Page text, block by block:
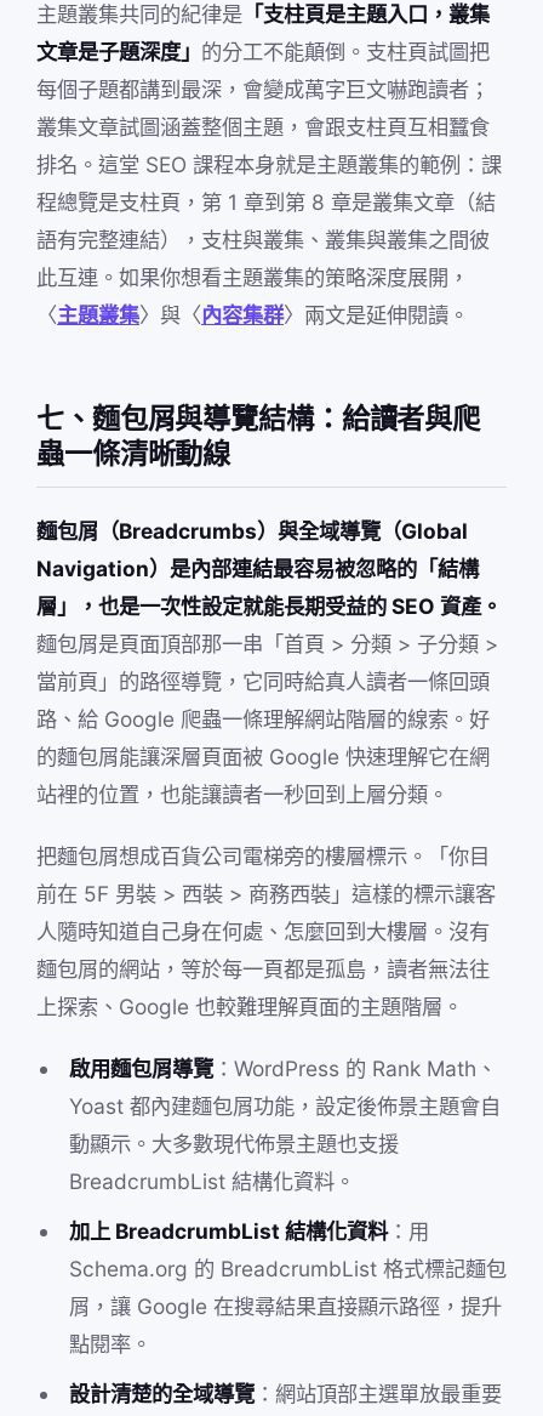
主題叢集共同的紀律是 「支柱頁是主題入口，叢集
文章是子題深度」 的分工不能顛倒。支柱頁試圖把
每個子題都講到最深，會變成萬字巨文嚇跑讀者；
叢集文章試圖涵蓋整個主題，會跟支柱頁互相蠶食
排名。這堂 SEO 課程本身就是主題叢集的範例：課
程總覽是支柱頁，第 1 章到第 8 章是叢集文章（結
語有完整連結），支柱與叢集、叢集與叢集之間彼
此互連。如果你想看主題叢集的策略深度展開，
〈主題叢集〉與〈內容集群〉兩文是延伸閱讀。
七、麵包屑與導覽結構：給讀者與爬
蟲一條清晰動線
麵包屑（Breadcrumbs）與全域導覽（Global
Navigation）是內部連結最容易被忽略的「結構
層」，也是一次性設定就能長期受益的 SEO 資產。
麵包屑是頁面頂部那一串「首頁 > 分類 > 子分類 >
當前頁」的路徑導覽，它同時給真人讀者一條回頭
路、給 Google 爬蟲一條理解網站階層的線索。好
的麵包屑能讓深層頁面被 Google 快速理解它在網
站裡的位置，也能讓讀者一秒回到上層分類。
把麵包屑想成百貨公司電梯旁的樓層標示。「你目
前在 5F 男裝 > 西裝 > 商務西裝」這樣的標示讓客
人隨時知道自己身在何處、怎麼回到大樓層。沒有
麵包屑的網站，等於每一頁都是孤島，讀者無法往
上探索、Google 也較難理解頁面的主題階層。
啟用麵包屑導覽：WordPress 的 Rank Math、
Yoast 都內建麵包屑功能，設定後佈景主題會自
動顯示。大多數現代佈景主題也支援
BreadcrumbList 結構化資料。
加上 BreadcrumbList 結構化資料：用
Schema.org 的 BreadcrumbList 格式標記麵包
屑，讓 Google 在搜尋結果直接顯示路徑，提升
點閱率。
設計清楚的全域導覽：網站頂部主選單放最重要